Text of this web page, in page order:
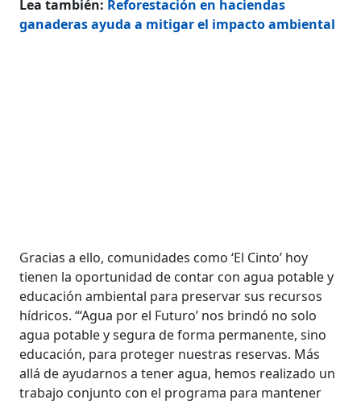
Lea también: Reforestación en haciendas
ganaderas ayuda a mitigar el impacto ambiental
Gracias a ello, comunidades como ‘El Cinto’ hoy
tienen la oportunidad de contar con agua potable y
educación ambiental para preservar sus recursos
hídricos. “‘Agua por el Futuro’ nos brindó no solo
agua potable y segura de forma permanente, sino
educación, para proteger nuestras reservas. Más
allá de ayudarnos a tener agua, hemos realizado un
trabajo conjunto con el programa para mantener